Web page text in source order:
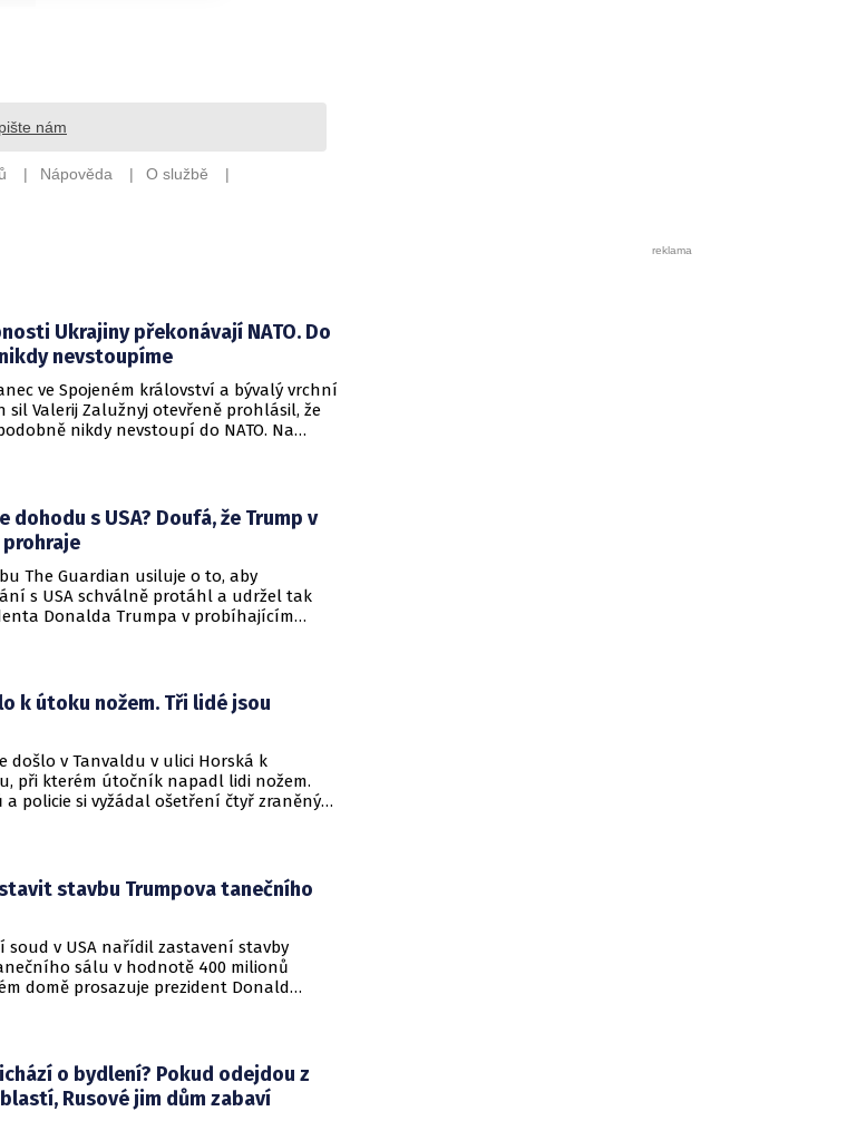
Ukrajiny překonávají NATO. Do
nevstoupíme
ve Spojeném království a bývalý vrchní
sil Valerij Zalužnyj otevřeně prohlásil, že
nikdy nevstoupí do NATO. Na
dohodu s USA? Doufá, že Trump v
prohraje
The Guardian usiluje o to, aby
s USA schválně protáhl a udržel tak
Donalda Trumpa v probíhajícím
Jimmyho Cartera.
k útoku nožem. Tři lidé jsou
došlo v Tanvaldu v ulici Horská k
při kterém útočník napadl lidi nožem.
policie si vyžádal ošetření čtyř zraněných
stavbu Trumpova tanečního
soud v USA nařídil zastavení stavby
sálu v hodnotě 400 milionů
domě prosazuje prezident Donald
o bydlení? Pokud odejdou z
Rusové jim dům zabaví